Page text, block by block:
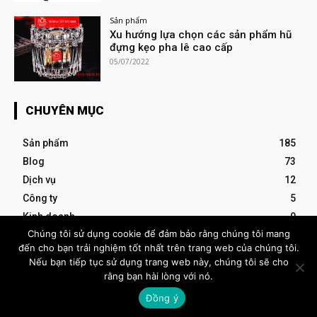
Sản phẩm
Xu hướng lựa chọn các sản phẩm hũ
đựng kẹo pha lê cao cấp
05/07/2022
CHUYÊN MỤC
Sản phẩm
185
Blog
73
Dịch vụ
12
Công ty
5
Kinh doanh
0
- Advertisement -
Chúng tôi sử dụng cookie để đảm bảo rằng chúng tôi mang
đến cho bạn trải nghiệm tốt nhất trên trang web của chúng tôi.
Nếu bạn tiếp tục sử dụng trang web này, chúng tôi sẽ cho
rằng bạn hài lòng với nó.
Đồng ý